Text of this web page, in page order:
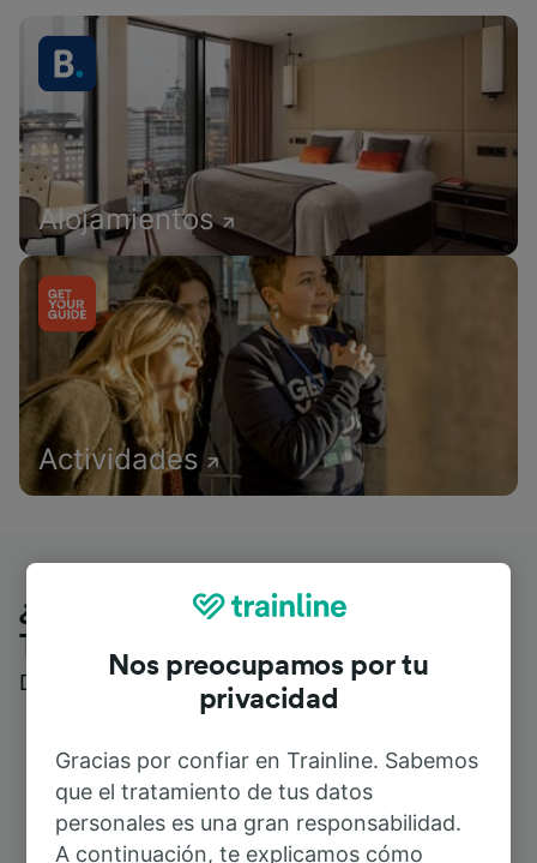
Alojamientos
Actividades
¿Qué piensan nuestros clientes de
Trainline?
Descubre reseñas reales de nuestros viajeros
Nos preocupamos por tu
privacidad
Gracias por confiar en Trainline. Sabemos
que el tratamiento de tus datos
personales es una gran responsabilidad.
A continuación, te explicamos cómo